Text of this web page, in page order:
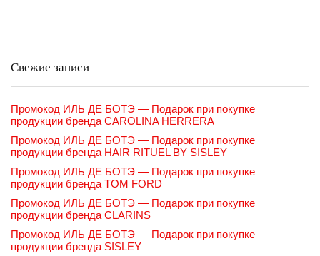
Свежие записи
Промокод ИЛЬ ДЕ БОТЭ — Подарок при покупке
продукции бренда CAROLINA HERRERA
Промокод ИЛЬ ДЕ БОТЭ — Подарок при покупке
продукции бренда HAIR RITUEL BY SISLEY
Промокод ИЛЬ ДЕ БОТЭ — Подарок при покупке
продукции бренда TOM FORD
Промокод ИЛЬ ДЕ БОТЭ — Подарок при покупке
продукции бренда CLARINS
Промокод ИЛЬ ДЕ БОТЭ — Подарок при покупке
продукции бренда SISLEY